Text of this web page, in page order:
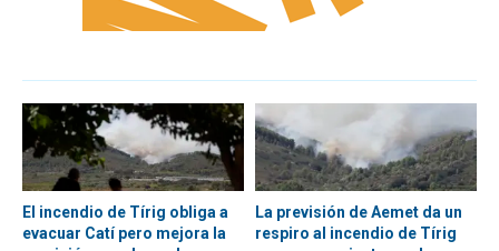
El incendio de Tírig obliga a
evacuar Catí pero mejora la
La previsión de Aemet da un
respiro al incendio de Tírig